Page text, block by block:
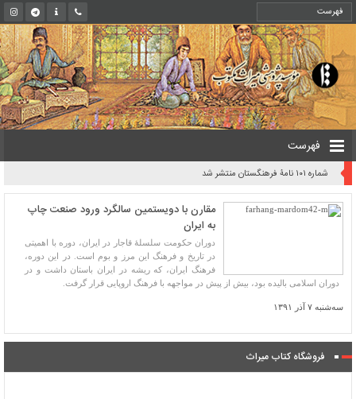
فهرست
شماره ۱۰۱ نامۀ فرهنگستان منتشر شد
مقارن با دویستمین سالگرد ورود صنعت چاپ
به ایران
دوران حکومت سلسلۀ قاجار در ایران، دوره با اهمیتی
در تاریخ و فرهنگ این مرز و بوم است. در این دوره،
فرهنگ ایران، که ریشه در ایران باستان داشت و در
دوران اسلامی بالیده بود، بیش از پیش در مواجهه با فرهنگ اروپایی قرار گرفت.
سه‌شنبه ۷ آذر ۱۳۹۱
فروشگاه کتاب میراث